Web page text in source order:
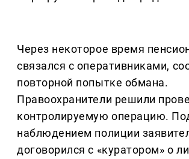
Через некоторое время
связался с оперативниками,
повторной попытке обмана.
Правоохранители решили
контролируемую операцию.
наблюдением полиции
договорился с «куратором» о